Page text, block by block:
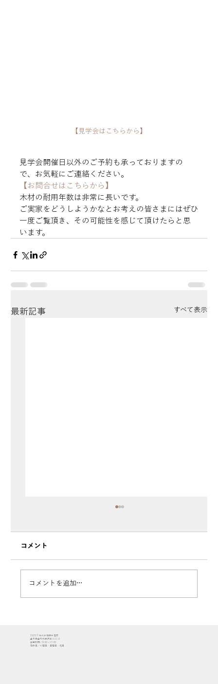
【見学会はこちらから】
見学会開催日以外のご予約も承っておりますの
【お問合せはこちらから】
木材の耐用年数は非常に長いです。
ご実家をどうしようかなとお考えの皆さまにはぜひ
一度ご覧頂き、その可能性を感じて頂けたらと思
います。
最新記事 すべて表示
ぴ」グランドオープン！2日間で146組351
コメント
コメントを追加…
2025 © 株式会社櫻井建設
山形県山形市成沢西3-21-8
営業時間／8:30〜17:30
定休日／水曜日・日曜日・祝日